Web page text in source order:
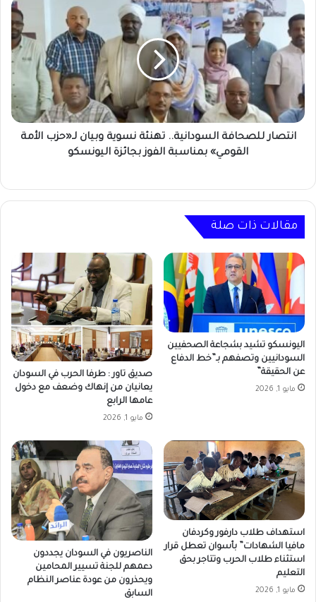
انتصار
للصحافة
السودانية..
تهنئة
نسوية
لـ«حزب
الأمة
القومي»
بمناسبة
انتصار للصحافة السودانية.. تهنئة نسوية وبيان لـ«حزب الأمة
القومي» بمناسبة الفوز بجائزة اليونسكو
مقالات ذات صلة
اليونسكو تشيد بشجاعة الصحفيين
السودانيين وتصفهم بـ”خط الدفاع
عن الحقيقة”
مايو 1, 2026
صديق تاور : طرفا الحرب في السودان
يعانيان من إنهاك وضعف مع دخول
عامها الرابع
مايو 1, 2026
استهداف طلاب دارفور وكردفان
مافيا الشهادات” بأسوان تعطل قرار
استثناء طلاب الحرب وتتاجر بحق
التعليم
مايو 1, 2026
الناصريون في السودان يجددون
دعمهم للجنة تسيير المحامين
ويحذرون من عودة عناصر النظام
السابق